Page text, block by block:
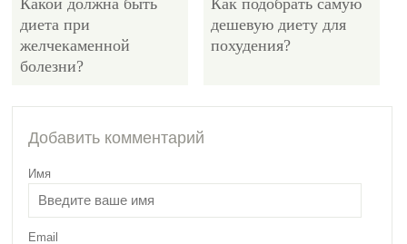
диета при
желчекаменной
болезни?
дешевую диету для
похудения?
Добавить комментарий
Имя
Email